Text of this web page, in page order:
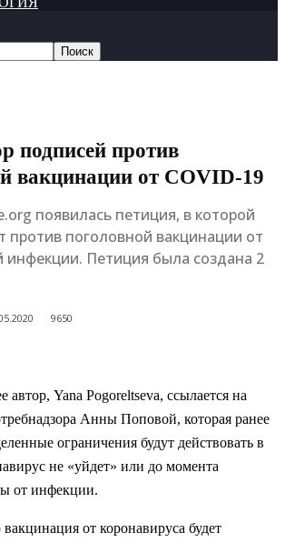
подписей против
вакцинации от COVID-19
появилась петиция, в которой
против поголовной вакцинации от
инфекции. Петиция была создана 2
9650
автор, Yana Pogoreltseva, ссылается на
Анны Поповой, которая ранее
ограничения будут действовать в
не «уйдет» или до момента
от инфекции.
от коронавируса будет